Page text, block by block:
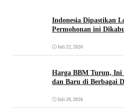
Indonesia Dipastikan
Permohonan ini
Juli 22, 2026
Harga BBM Turun, Ini
dan Baru di Berbagai
Juli 20, 2026